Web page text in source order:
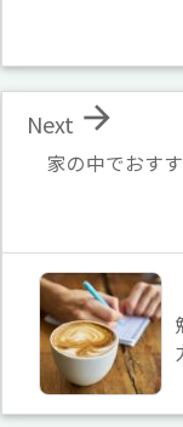
家の中でおす

Next